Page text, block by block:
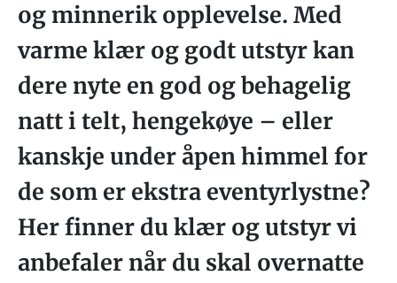
og minnerik opplevelse. Med
varme klær og godt utstyr kan
dere nyte en god og behagelig
natt i telt, hengekøye – eller
kanskje under åpen himmel for
de som er ekstra eventyrlystne?
Her finner du klær og utstyr vi
anbefaler når du skal overnatte